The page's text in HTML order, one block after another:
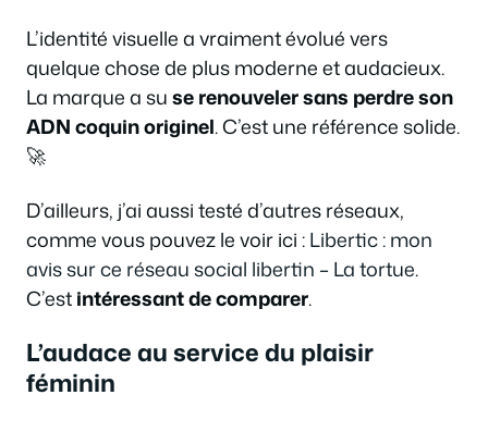
L’identité visuelle a vraiment évolué vers
quelque chose de plus moderne et audacieux.
La marque a suse renouveler sans perdre son
ADN coquin originel. C’est une référence solide.
🚀
D’ailleurs, j’ai aussi testé d’autres réseaux,
comme vous pouvez le voir ici :Libertic : mon
avis sur ce réseau social libertin – La tortue.
C’estintéressant de comparer.
L’audace au service du plaisir
féminin